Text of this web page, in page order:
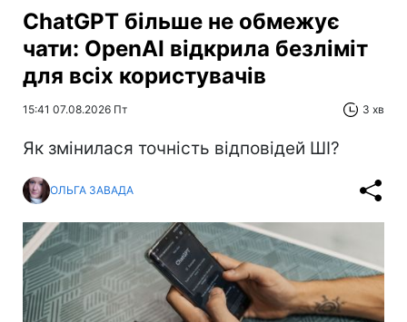
ChatGPT більше не обмежує
чати: OpenAI відкрила безліміт
для всіх користувачів
15:41 07.08.2026 Пт 3 хв
Як змінилася точність відповідей ШІ?
ОЛЬГА ЗАВАДА